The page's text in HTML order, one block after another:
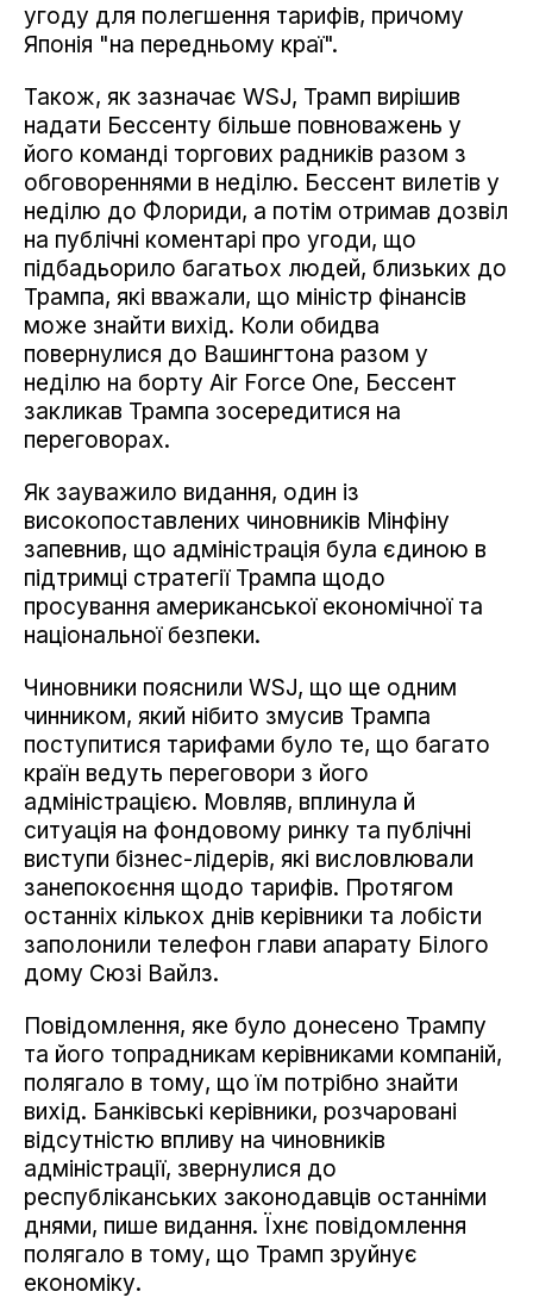
угоду для полегшення тарифів, причому
Японія "на передньому краї".
Також, як зазначає WSJ, Трамп вирішив
надати Бессенту більше повноважень у
його команді торгових радників разом з
обговореннями в неділю. Бессент вилетів у
неділю до Флориди, а потім отримав дозвіл
на публічні коментарі про угоди, що
підбадьорило багатьох людей, близьких до
Трампа, які вважали, що міністр фінансів
може знайти вихід. Коли обидва
повернулися до Вашингтона разом у
неділю на борту Air Force One, Бессент
закликав Трампа зосередитися на
переговорах.
Як зауважило видання, один із
високопоставлених чиновників Мінфіну
запевнив, що адміністрація була єдиною в
підтримці стратегії Трампа щодо
просування американської економічної та
національної безпеки.
Чиновники пояснили WSJ, що ще одним
чинником, який нібито змусив Трампа
поступитися тарифами було те, що багато
країн ведуть переговори з його
адміністрацією. Мовляв, вплинула й
ситуація на фондовому ринку та публічні
виступи бізнес-лідерів, які висловлювали
занепокоєння щодо тарифів. Протягом
останніх кількох днів керівники та лобісти
заполонили телефон глави апарату Білого
дому Сюзі Вайлз.
Повідомлення, яке було донесено Трампу
та його топрадникам керівниками компаній,
полягало в тому, що їм потрібно знайти
вихід. Банківські керівники, розчаровані
відсутністю впливу на чиновників
адміністрації, звернулися до
республіканських законодавців останніми
днями, пише видання. Їхнє повідомлення
полягало в тому, що Трамп зруйнує
економіку.